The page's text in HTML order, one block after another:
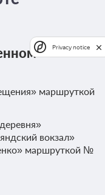
маршруткой
вокзал»
маршруткой №
Privacy notice